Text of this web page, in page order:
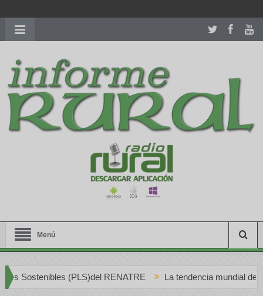
richardmillereplica
women.patekphilippe.tofor sale in usa recognized command with
dining room table ceremony. welcome to our
perfectwatches.is
shop. best youngsexdoll.comwith professional customer
services. 1: 1 design high
https://reallydiamond.com/
Menú
La tendencia mundial del Vino Blanco en Creciente